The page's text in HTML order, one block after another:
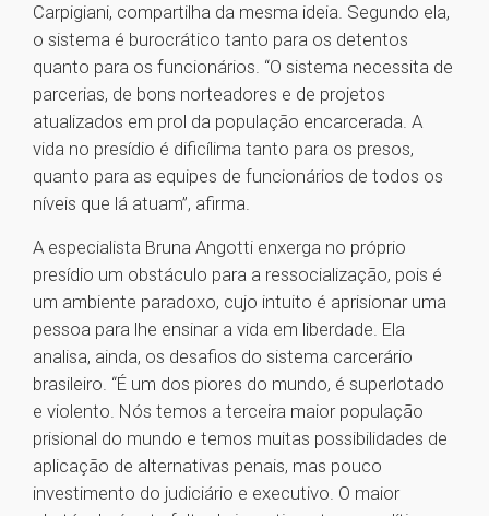
Carpigiani, compartilha da mesma ideia. Segundo ela,
o sistema é burocrático tanto para os detentos
quanto para os funcionários. “O sistema necessita de
parcerias, de bons norteadores e de projetos
atualizados em prol da população encarcerada. A
vida no presídio é dificílima tanto para os presos,
quanto para as equipes de funcionários de todos os
níveis que lá atuam”, afirma.
A especialista Bruna Angotti enxerga no próprio
presídio um obstáculo para a ressocialização, pois é
um ambiente paradoxo, cujo intuito é aprisionar uma
pessoa para lhe ensinar a vida em liberdade. Ela
analisa, ainda, os desafios do sistema carcerário
brasileiro. “É um dos piores do mundo, é superlotado
e violento. Nós temos a terceira maior população
prisional do mundo e temos muitas possibilidades de
aplicação de alternativas penais, mas pouco
investimento do judiciário e executivo. O maior